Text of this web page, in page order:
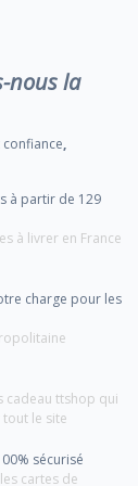
nous la
,
à partir de 129
à livrer en France
charge pour les
cadeau ttshop qui
le site
sécurisé
cartes de